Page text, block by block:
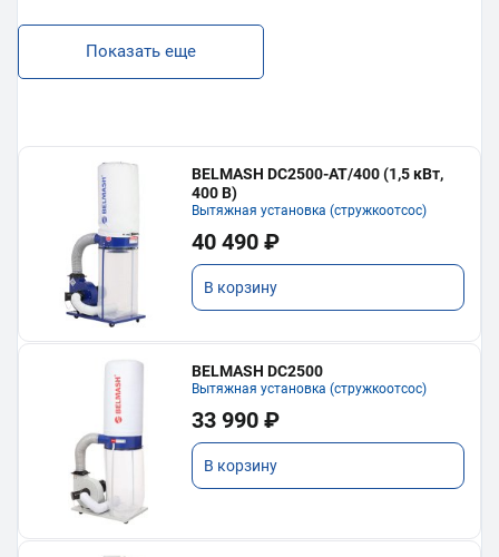
Показать еще
BELMASH DC2500-AT/400 (1,5 кВт,
400 В)
Вытяжная установка (стружкоотсос)
40 490 ₽
В корзину
BELMASH DC2500
Вытяжная установка (стружкоотсос)
33 990 ₽
В корзину